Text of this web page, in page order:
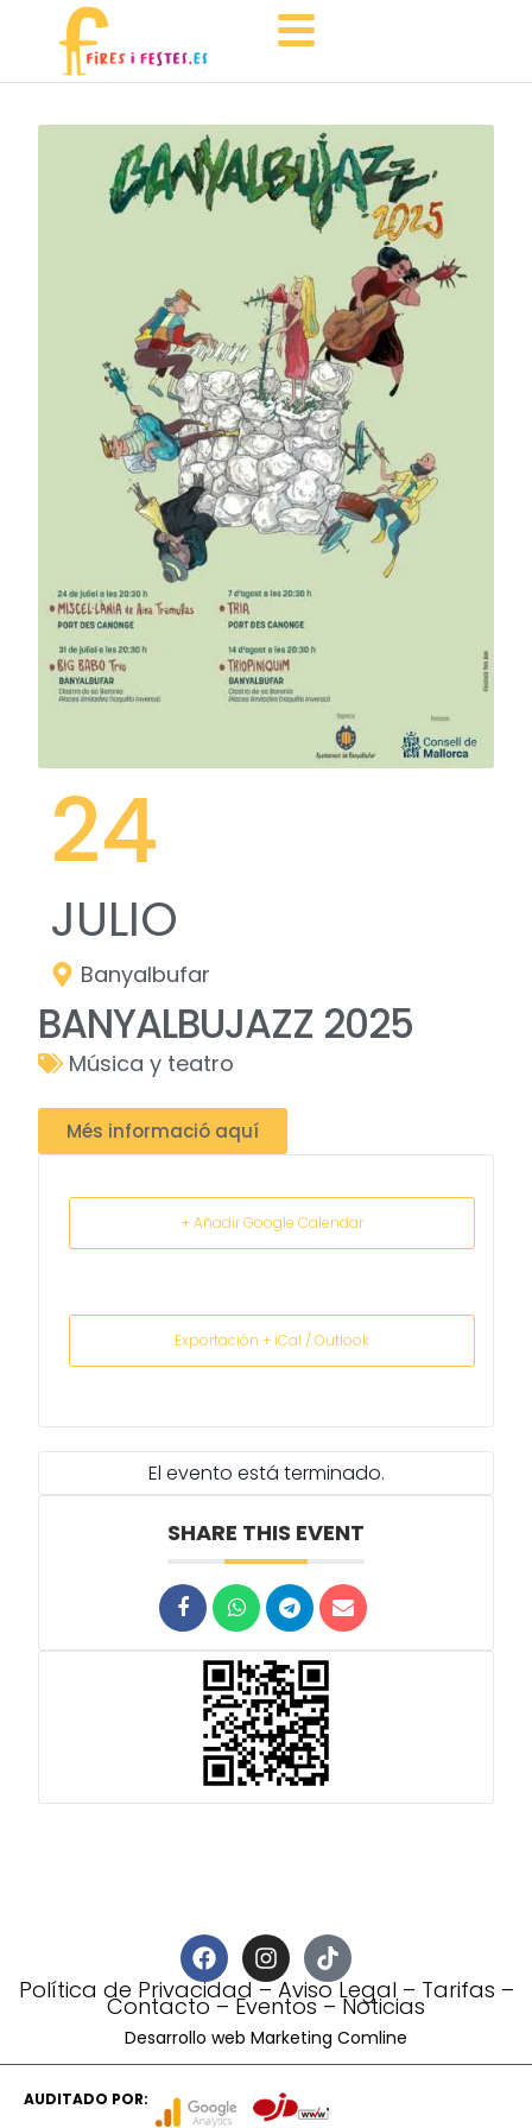
El evento está terminado.
SHARE THIS EVENT
24
JULIO
Banyalbufar
BANYALBUJAZZ 2025
Música y teatro
Més informació aquí
+ Añadir Google Calendar
Exportación + iCal / Outlook
Política de Privacidad–Aviso Legal – Tarifas –
Contacto–Eventos–Noticias
Desarrollo web Marketing Comline
AUDITADO POR: